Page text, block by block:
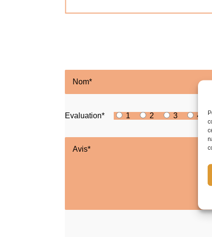
Evaluation* 1 2 3 4